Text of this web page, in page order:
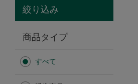
カタログギフト
Afternoon Tea TEAROOM
絞り込み
商品タイプ
すべて